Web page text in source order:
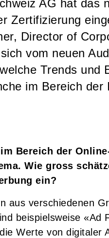
AG hat das
Zertifizierung
Director of
vom neuen
Trends und
im Bereich
Bereich der
Wie gross
ein?
aus verschiedenen
beispielsweise «Ad
Werte von digitaler